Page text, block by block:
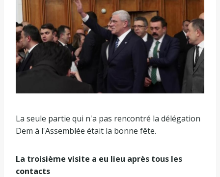
La seule partie qui n'a pas rencontré la délégation
Dem à l'Assemblée était la bonne fête.
La troisième visite a eu lieu après tous les
contacts